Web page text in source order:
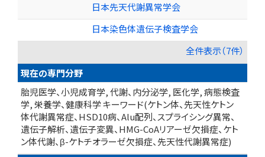
日本先天代謝異常学会
日本染色体遺伝子検査学会
全件表示（7件）
現在の専門分野
胎児医学、小児成育学, 代謝、内分泌学, 医化学, 病態検査
学, 栄養学、健康科学 キーワード(ケトン体、先天性ケトン
体代謝異常症、HSD10病、Alu配列、スプライシング異常、
遺伝子解析、遺伝子変異、HMG-CoAリアーゼ欠損症、ケト
ン体代謝、β-ケトチオラーゼ欠損症、先天性代謝異常症)